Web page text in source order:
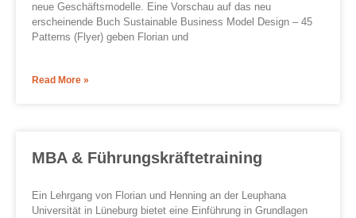
neue Geschäftsmodelle. Eine Vorschau auf das neu
erscheinende Buch Sustainable Business Model Design – 45
Patterns (Flyer) geben Florian und
Read More »
MBA & Führungskräftetraining
Ein Lehrgang von Florian und Henning an der Leuphana
Universität in Lüneburg bietet eine Einführung in Grundlagen